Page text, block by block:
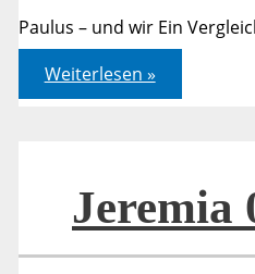
Paulus – und wir Ein
Zu
Römer
15,18-
Weiterlesen »
Jeremia